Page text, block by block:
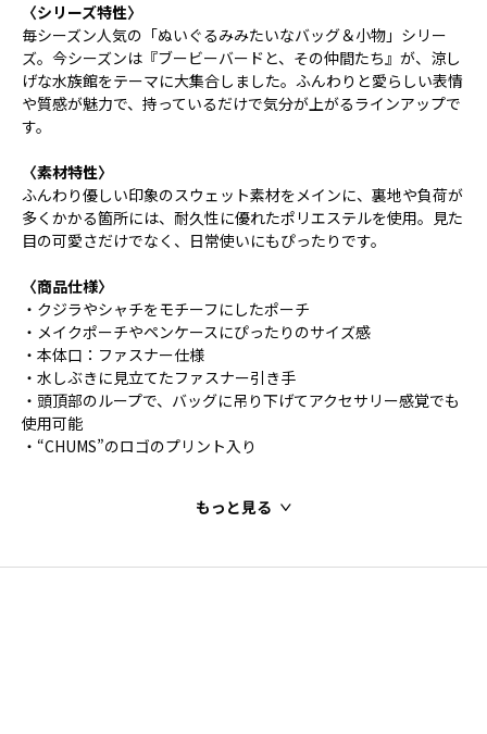
〈シリーズ特性〉
毎シーズン人気の「ぬいぐるみみたいなバッグ＆小物」シリー
ズ。今シーズンは『ブービーバードと、その仲間たち』が、涼し
げな水族館をテーマに大集合しました。ふんわりと愛らしい表情
や質感が魅力で、持っているだけで気分が上がるラインアップで
す。
〈素材特性〉
ふんわり優しい印象のスウェット素材をメインに、裏地や負荷が
多くかかる箇所には、耐久性に優れたポリエステルを使用。見た
目の可愛さだけでなく、日常使いにもぴったりです。
〈商品仕様〉
・クジラやシャチをモチーフにしたポーチ
・メイクポーチやペンケースにぴったりのサイズ感
・本体口：ファスナー仕様
・水しぶきに見立てたファスナー引き手
・頭頂部のループで、バッグに吊り下げてアクセサリー感覚でも
使用可能
・“CHUMS”のロゴのプリント入り
もっと見る